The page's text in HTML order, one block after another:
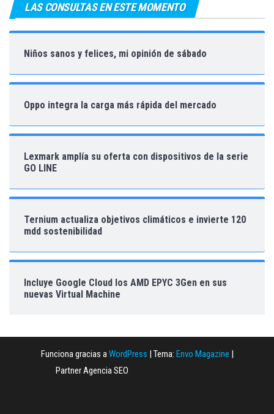
LAS CONSULTAS EN ESTE MOMENTO
Niños sanos y felices, mi opinión de sábado
Oppo integra la carga más rápida del mercado
Lexmark amplía su oferta con dispositivos de la serie
GO LINE
Ternium actualiza objetivos climáticos e invierte 120
mdd sostenibilidad
Incluye Google Cloud los AMD EPYC 3Gen en sus
nuevas Virtual Machine
Funciona gracias aWordPress Tema: Envo Magazine
Partner Agencia SEO